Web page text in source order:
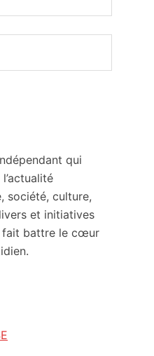
qui
société, culture,
et initiatives
fait battre le cœur